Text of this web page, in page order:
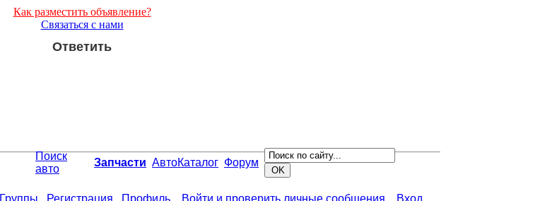
Как разместить объявление?
Связаться с нами
Ответить
Поиск
авто
Запчасти АвтоКаталог Форум
Группы Регистрация Профиль Войти и проверить личные сообщения Вход